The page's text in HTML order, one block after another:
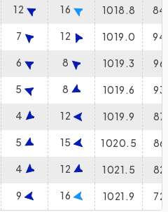
12 16 1018.8 84
7 12 1019.0 94
6 8 1019.3 96
5 8 1019.6 93
4 12 1019.9 87
5 15 1020.5 86
4 12 1021.5 82
9 16 1021.9 72